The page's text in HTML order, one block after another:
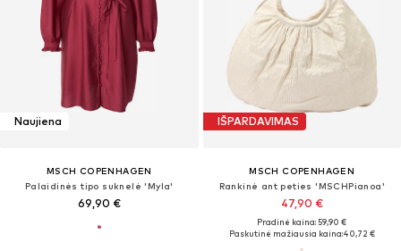
Naujiena
MSCH COPENHAGEN
Palaidinės tipo suknelė 'Myla'
69,90 €
IŠPARDAVIMAS
MSCH COPENHAGEN
Rankinė ant peties 'MSCHPianoa'
47,90 €
Pradinė kaina: 59,90 €
Paskutinė mažiausia kaina:40,72 €